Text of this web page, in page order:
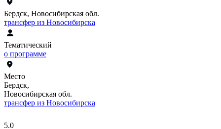
Бердск, Новосибирская обл.
трансфер из Новосибирска
Тематический
о программе
Место
Бердск,
Новосибирская обл.
трансфер из Новосибирска
5.0